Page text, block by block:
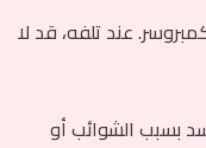
عند تلفه، قد لا
بسبب الشوائب أو